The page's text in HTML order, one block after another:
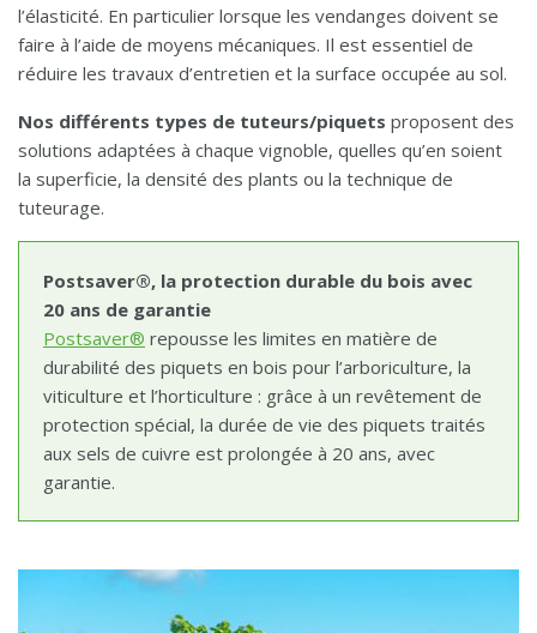
l’élasticité. En particulier lorsque les vendanges doivent se
faire à l’aide de moyens mécaniques. Il est essentiel de
réduire les travaux d’entretien et la surface occupée au sol.
Nos différents types de tuteurs/piquets proposent des
solutions adaptées à chaque vignoble, quelles qu’en soient
la superficie, la densité des plants ou la technique de
tuteurage.
Postsaver®, la protection durable du bois avec
20 ans de garantie
Postsaver® repousse les limites en matière de
durabilité des piquets en bois pour l’arboriculture, la
viticulture et l’horticulture : grâce à un revêtement de
protection spécial, la durée de vie des piquets traités
aux sels de cuivre est prolongée à 20 ans, avec
garantie.